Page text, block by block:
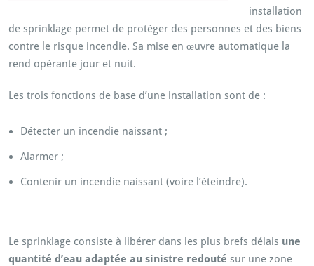
installation
de sprinklage permet de protéger des personnes et des biens
contre le risque incendie. Sa mise en œuvre automatique la
rend opérante jour et nuit.
Les trois fonctions de base d’une installation sont de :
Détecter un incendie naissant ;
Alarmer ;
Contenir un incendie naissant (voire l’éteindre).
Le sprinklage consiste à libérer dans les plus brefs délais une
quantité d’eau adaptée au sinistre redouté sur une zone